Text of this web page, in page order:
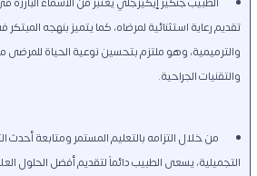
تقديم رعاية استثنائية لمرضاه، كما يتميز بنهجه المبتكر
والترميمية، وهو ملتزم بتحسين نوعية الحياة
والتقنيات الجراحية.
من خلال التزامه بالتعليم المستمر ومتابعة أحدث
التجميلية، يسعى الطبيب دائماً لتقديم أفضل الحلول